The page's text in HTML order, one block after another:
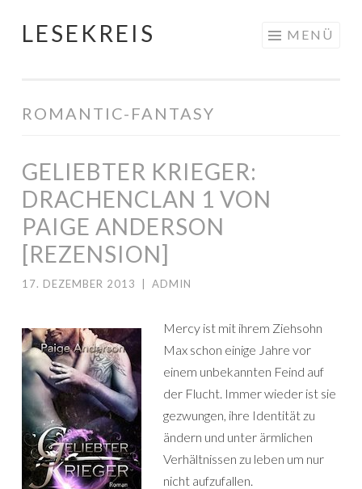
Springe
LESEKREIS MENÜ
ROMANTIC-FANTASY
GELIEBTER KRIEGER:
DRACHENCLAN 1 VON
PAIGE ANDERSON
[REZENSION]
17. DEZEMBER 2013 ADMIN
Mercy ist mit ihrem Ziehsohn
Max schon einige Jahre vor
einem unbekannten Feind auf
der Flucht. Immer wieder ist sie
gezwungen, ihre Identität zu
ändern und unter ärmlichen
Verhältnissen zu leben um nur
nicht aufzufallen.